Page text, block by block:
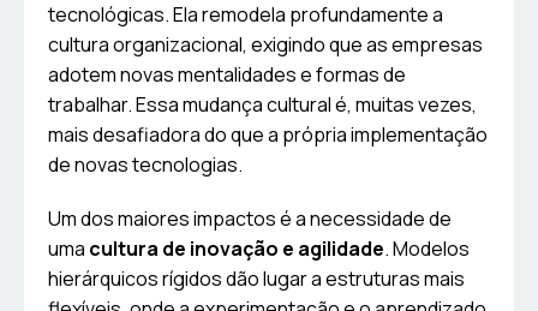
tecnológicas. Ela remodela profundamente a
cultura organizacional, exigindo que as empresas
adotem novas mentalidades e formas de
trabalhar. Essa mudança cultural é, muitas vezes,
mais desafiadora do que a própria implementação
de novas tecnologias.
Um dos maiores impactos é a necessidade de
uma cultura de inovação e agilidade. Modelos
hierárquicos rígidos dão lugar a estruturas mais